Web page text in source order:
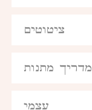
ציטוטים
מדריך מתנות
עצמי